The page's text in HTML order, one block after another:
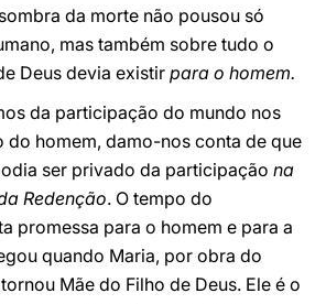
da morte não pousou só
mas também sobre tudo o
Deus devia existir para o homem.
da participação do mundo nos
do homem, damo-nos conta de que
ser privado da participação na
Redenção. O tempo do
promessa para o homem e para a
quando Maria, por obra do
Mãe do Filho de Deus. Ele é o